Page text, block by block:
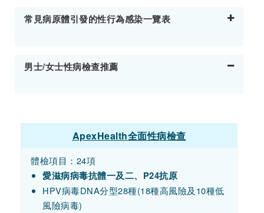
常見病原體引發的性行為感染一覽表
男士/女士性病檢查推薦
ApexHealth全面性病檢查
體檢項目：24項
愛滋病病毒抗體一及二、P24抗原
HPV病毒DNA分型28種(18種高風險及10種低
風險病毒)